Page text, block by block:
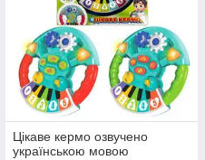
Цікаве кермо озвучено
українською мовою